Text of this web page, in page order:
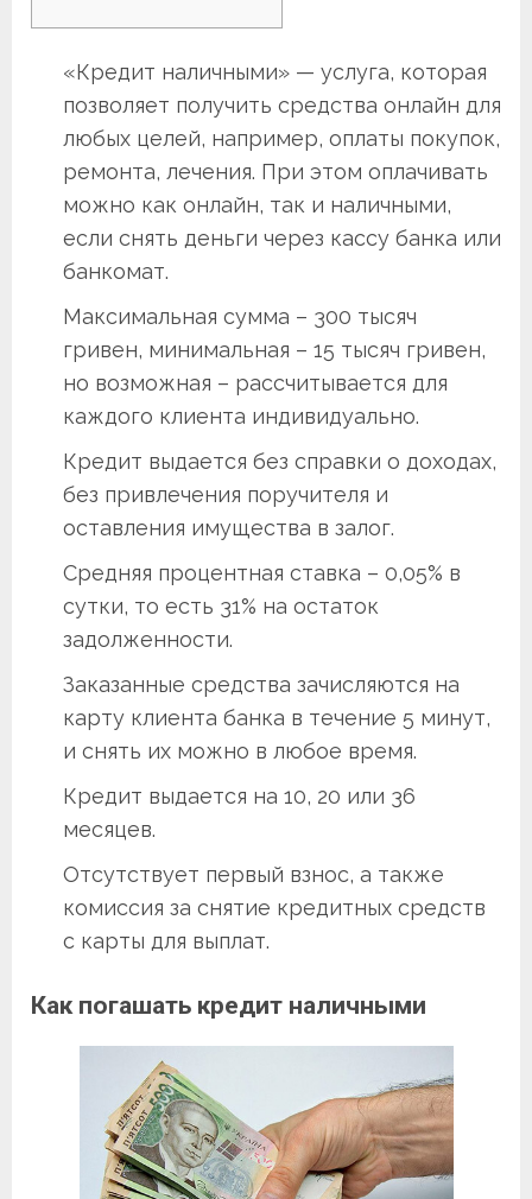
«Кредит наличными» — услуга, которая
позволяет получить средства онлайн для
любых целей, например, оплаты покупок,
ремонта, лечения. При этом оплачивать
можно как онлайн, так и наличными,
если снять деньги через кассу банка или
банкомат.
Максимальная сумма – 300 тысяч
гривен, минимальная – 15 тысяч гривен,
но возможная – рассчитывается для
каждого клиента индивидуально.
Кредит выдается без справки о доходах,
без привлечения поручителя и
оставления имущества в залог.
Средняя процентная ставка – 0,05% в
сутки, то есть 31% на остаток
задолженности.
Заказанные средства зачисляются на
карту клиента банка в течение 5 минут,
и снять их можно в любое время.
Кредит выдается на 10, 20 или 36
месяцев.
Отсутствует первый взнос, а также
комиссия за снятие кредитных средств
с карты для выплат.
Как погашать кредит наличными